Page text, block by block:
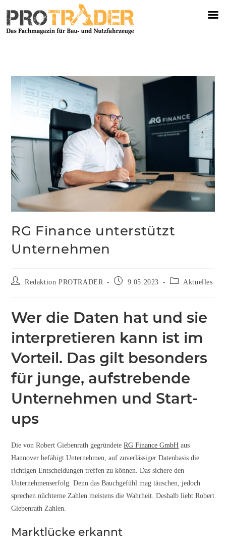
RG Finance unterstützt
Unternehmen
Redaktion PROTRADER 9.05.2023 Aktuelles
Wer die Daten hat und sie
interpretieren kann ist im
Vorteil. Das gilt besonders
für junge, aufstrebende
Unternehmen und Start-
ups
Die von Robert Giebenrath gegründeteRG Finance GmbH aus
Hannover befähigt Unternehmen, auf zuverlässiger Datenbasis die
richtigen Entscheidungen treffen zu können. Das sichere den
Unternehmenserfolg. Denn das Bauchgefühl mag täuschen, jedoch
sprechen nüchterne Zahlen meistens die Wahrheit. Deshalb liebt Robert
Giebenrath Zahlen.
Marktlücke erkannt